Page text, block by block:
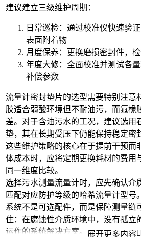
建议建立三级维护周期：
日常巡检：通过校准仪快速验
表面附着物
月度保养：更换磨损密封件，
年度大修：全面校准并测试各
补偿参数
流量计密封垫片的选型需要特别注意
胶适合弱酸环境但不耐油污，而氟橡
差。对于含油污水的工况，建议选用
垫，其在长期受压下仍能保持稳定密
这些维护策略的核心在于提前干预而
体成本时，应将定期更换耗材的费用
同一维度比较。
选择污水测量流量计时，应先确认介
匹配对应防护等级的哈希流量计型号
系统不是可选配件，而是保障测量链
住：在腐蚀性介质环境中，没有孤立
运作的系统解决方案。 展开更多内容